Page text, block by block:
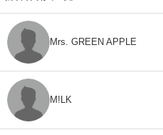
Mrs. GREEN APPLE
M!LK